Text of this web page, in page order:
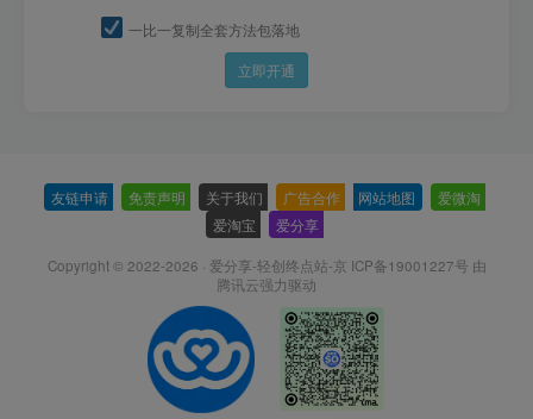
一比一复制全套方法包落地
立即开通
友链申请 免责声明 关于我们 广告合作 网站地图 爱微淘
爱淘宝
爱分享
Copyright © 2022-2026 · 爱分享-轻创终点站-京 ICP备19001227号 由
腾讯云强力驱动